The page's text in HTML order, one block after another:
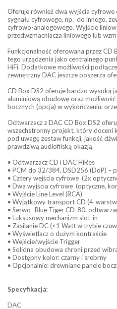
Oferuje również dwa wyjścia cyfrowe
sygnału cyfrowego, np. do innego,
cyfrowo-analogowego. Wyjście
przedwzmacniacza liniowego lub
Funkcjonalność oferowana przez CD
tego urządzenia jako centralnego
HiFi. Dodatkowe możliwości
zewnętrzny DAC jeszcze poszerza
CD Box DS2 oferuje bardzo wysoką
aluminiową obudowę oraz
bocznych (opcja) w wykończeniu:
Odtwarzacz z DAC CD Box DS2
wszechstronny projekt, który doceni
pod uwagę zestaw funkcji, jakość
prawdziwą audiofilską okazją.
• Odtwarzacz CD i DAC HiRes
• PCM do 32/384, DSD256 (DoP) –
• Cztery wejścia cyfrowe (2x
• Dwa wyjścia cyfrowe (optyczne,
• Wyjście Line Level (RCA)
• Wyjątkowy transport CD (4-
• Serwo -Blue Tiger CD-80,
• Luksusowy mechanizm slot-in
• Zasilanie DC (<1 Watt w trybie
• Wyświetlacz o dużym kontraście
• Wejście/wyjście Trigger
• Solidna obudowa chroni przed
• Dostępny kolor: czarny i srebrny
• Opcjonalnie: drewniane panele
Specyfikacja:
DAC